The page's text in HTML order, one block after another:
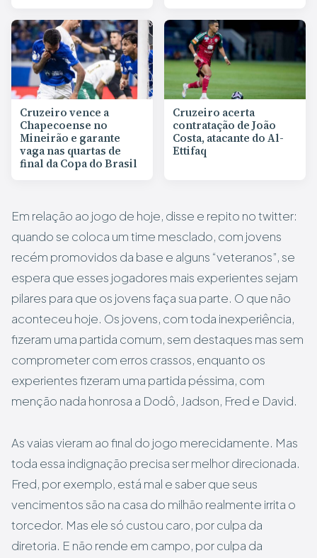
Cruzeiro vence a
Chapecoense no
Mineirão e garante
vaga nas quartas de
final da Copa do Brasil
Cruzeiro acerta
contratação de João
Costa, atacante do Al-
Ettifaq
Em relação ao jogo de hoje, disse e repito no twitter:
quando se coloca um time mesclado, com jovens
recém promovidos da base e alguns “veteranos”, se
espera que esses jogadores mais experientes sejam
pilares para que os jovens faça sua parte. O que não
aconteceu hoje. Os jovens, com toda inexperiência,
fizeram uma partida comum, sem destaques mas sem
comprometer com erros crassos, enquanto os
experientes fizeram uma partida péssima, com
menção nada honrosa a Dodô, Jadson, Fred e David.
As vaias vieram ao final do jogo merecidamente. Mas
toda essa indignação precisa ser melhor direcionada.
Fred, por exemplo, está mal e saber que seus
vencimentos são na casa do milhão realmente irrita o
torcedor. Mas ele só custou caro, por culpa da
diretoria. E não rende em campo, por culpa da